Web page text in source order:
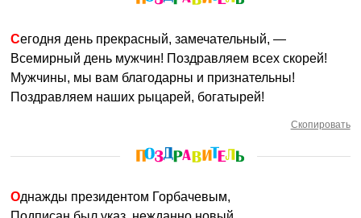
Сегодня день прекрасный, замечательный, —
Всемирный день мужчин! Поздравляем всех скорей!
Мужчины, мы вам благодарны и признательны!
Поздравляем наших рыцарей, богатырей!
Скопировать
Однажды президентом Горбачевым,